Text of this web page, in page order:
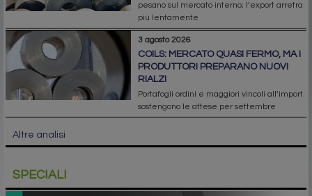
pesano sul mercato interno; l’export arretra
più lentamente
3 agosto 2026
COILS: MERCATO QUASI FERMO, MA I
PRODUTTORI PREPARANO NUOVI
RIALZI
Portafogli ordini e maggiori vincoli all’import
sostengono le attese per settembre
Altre analisi
SPECIALI